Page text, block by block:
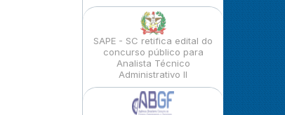
SAPE - SC retifica edital do
concurso público para
Analista Técnico
Administrativo II